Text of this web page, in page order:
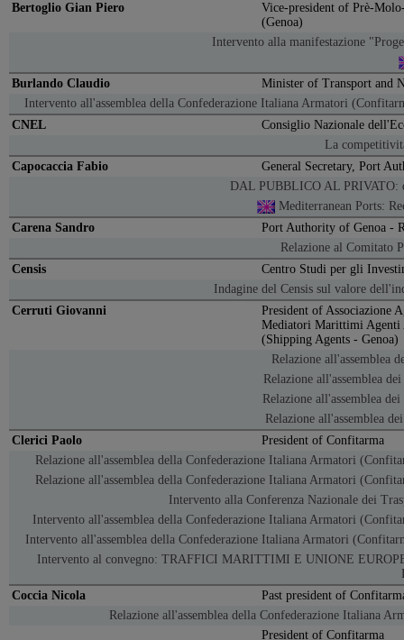
Bertoglio Gian Piero
Vice-president of Prè-
(Genoa)
Intervento alla manifestazione
Burlando Claudio
Minister of Transport and
Intervento all'assemblea della Confederazione Italiana Armatori
CNEL
Consiglio Nazionale
La
Capocaccia Fabio
General Secretary, Port
DAL PUBBLICO AL PRIVATO:
Mediterranean Ports:
Carena Sandro
Port Authority of Genoa -
Relazione al Comitato
Censis
Centro Studi per gli
Indagine del Censis sul valore
Cerruti Giovanni
President of Associazione
Mediatori Marittimi Agenti
(Shipping Agents - Genoa)
Relazione all'assemblea
Relazione all'assemblea
Relazione all'assemblea
Relazione all'assemblea
Clerici Paolo
President of Confitarma
Relazione all'assemblea della Confederazione Italiana Armatori
Relazione all'assemblea della Confederazione Italiana Armatori
Intervento alla Conferenza Nazionale dei
Intervento all'assemblea della Confederazione Italiana Armatori
Intervento all'assemblea della Confederazione Italiana Armatori
Intervento al convegno: TRAFFICI MARITTIMI E UNIONE
Coccia Nicola
Past president of
Relazione all'assemblea della Confederazione Italiana
President of Confitarma